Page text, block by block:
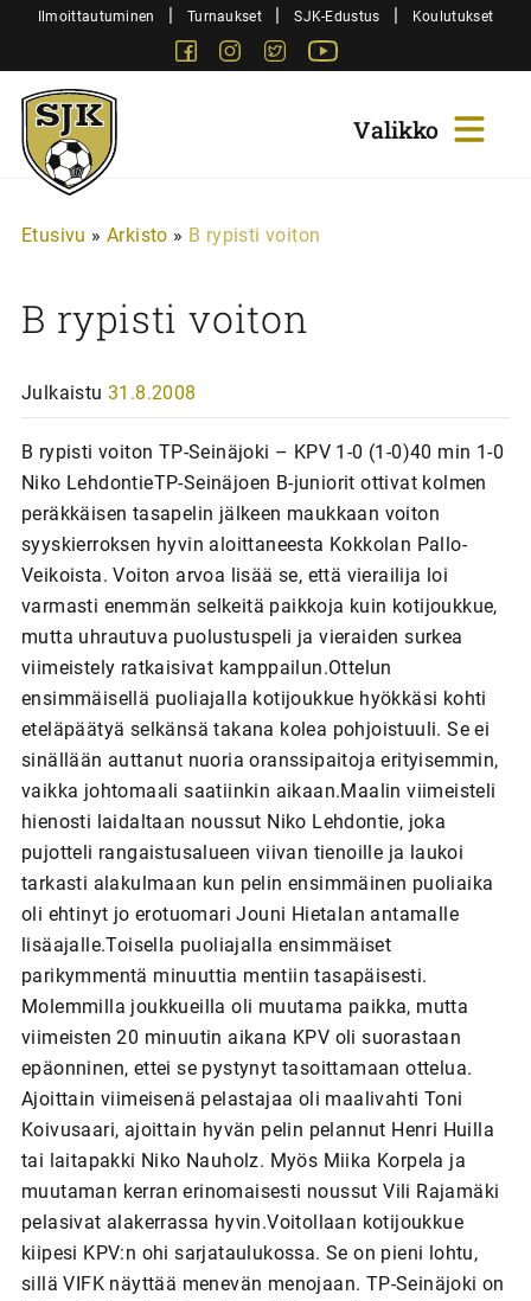
SiirryIlmoittautuminen | Turnaukset | SJK-Edustus | Koulutukset
FacebookInstagram
Twitter
Sjk-
Juniorit
Etusivu » Arkisto » B rypisti voiton
B rypisti voiton
Julkaistu 31.8.2008
B rypisti voiton TP-Seinäjoki – KPV 1-0 (1-0)40 min 1-0
Niko LehdontieTP-Seinäjoen B-juniorit ottivat kolmen
peräkkäisen tasapelin jälkeen maukkaan voiton
syyskierroksen hyvin aloittaneesta Kokkolan Pallo-
Veikoista. Voiton arvoa lisää se, että vierailija loi
varmasti enemmän selkeitä paikkoja kuin kotijoukkue,
mutta uhrautuva puolustuspeli ja vieraiden surkea
viimeistely ratkaisivat kamppailun.Ottelun
ensimmäisellä puoliajalla kotijoukkue hyökkäsi kohti
eteläpäätyä selkänsä takana kolea pohjoistuuli. Se ei
sinällään auttanut nuoria oranssipaitoja erityisemmin,
vaikka johtomaali saatiinkin aikaan.Maalin viimeisteli
hienosti laidaltaan noussut Niko Lehdontie, joka
pujotteli rangaistusalueen viivan tienoille ja laukoi
tarkasti alakulmaan kun pelin ensimmäinen puoliaika
oli ehtinyt jo erotuomari Jouni Hietalan antamalle
lisäajalle.Toisella puoliajalla ensimmäiset
parikymmentä minuuttia mentiin tasapäisesti.
Molemmilla joukkueilla oli muutama paikka, mutta
viimeisten 20 minuutin aikana KPV oli suorastaan
epäonninen, ettei se pystynyt tasoittamaan ottelua.
Ajoittain viimeisenä pelastajaa oli maalivahti Toni
Koivusaari, ajoittain hyvän pelin pelannut Henri Huilla
tai laitapakki Niko Nauholz. Myös Miika Korpela ja
muutaman kerran erinomaisesti noussut Vili Rajamäki
pelasivat alakerrassa hyvin.Voitollaan kotijoukkue
kiipesi KPV:n ohi sarjataulukossa. Se on pieni lohtu,
sillä VIFK näyttää menevän menojaan. TP-Seinäjoki on